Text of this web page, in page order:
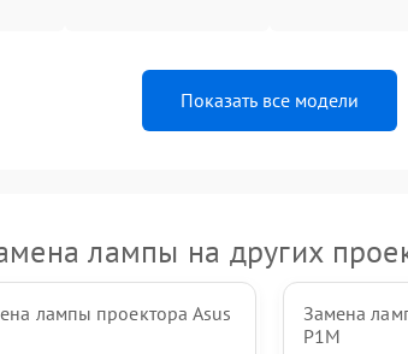
Показать все модели
лампы на других
лампы проектора Asus
Замена
P1M